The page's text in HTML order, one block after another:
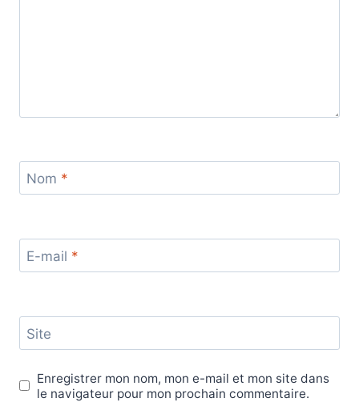
Nom *
E-mail *
Site
Enregistrer mon nom, mon e-mail et mon site dans
le navigateur pour mon prochain commentaire.